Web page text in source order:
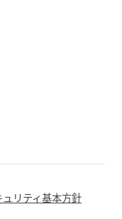
リティ基本方針